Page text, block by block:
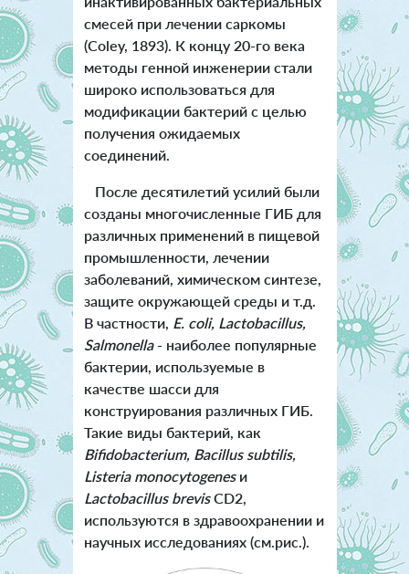
смесей при лечении саркомы
(Coley, 1893). К концу 20-го века
методы генной инженерии стали
широко использоваться для
модификации бактерий с целью
получения ожидаемых
соединений.
После десятилетий усилий были
созданы многочисленные ГИБ для
различных применений в пищевой
промышленности, лечении
заболеваний, химическом синтезе,
защите окружающей среды и т.д.
В частности, E. coli, Lactobacillus,
Salmonella - наиболее популярные
бактерии, используемые в
качестве шасси для
конструирования различных ГИБ.
Такие виды бактерий, как
Bifidobacterium, Bacillus subtilis,
Listeria monocytogenesи
Lactobacillus brevisCD2,
используются в здравоохранении и
научных исследованиях (см.рис.).